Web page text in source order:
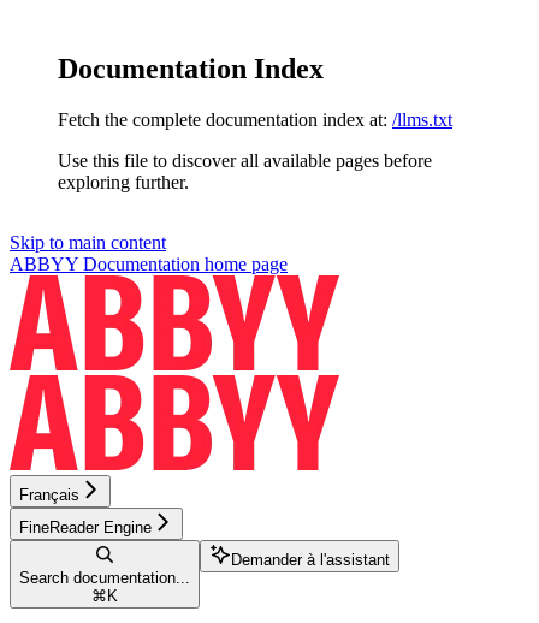
Documentation Index
Fetch the complete documentation index at: /llms.txt
Use this file to discover all available pages before
exploring further.
Skip to main content
ABBYY Documentation home page
Français
FineReader Engine
Search documentation...
⌘ K
Demander à l'assistant